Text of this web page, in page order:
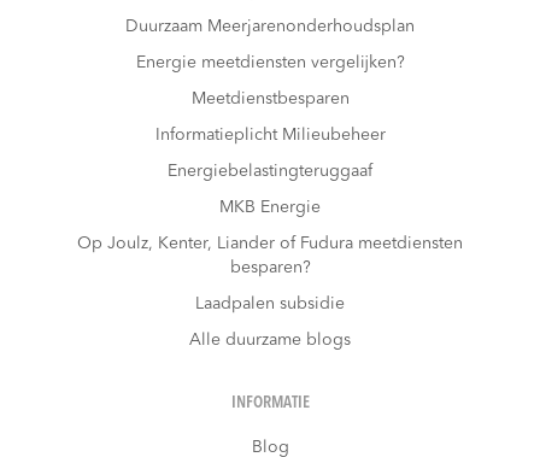
Duurzaam Meerjarenonderhoudsplan
Energie meetdiensten vergelijken?
Meetdienstbesparen
Informatieplicht Milieubeheer
Energiebelastingteruggaaf
MKB Energie
Op Joulz, Kenter, Liander of Fudura meetdiensten
besparen?
Laadpalen subsidie
Alle duurzame blogs
INFORMATIE
Blog